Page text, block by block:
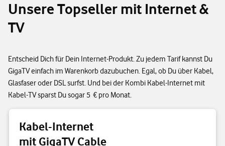
Unsere Topseller mit Internet &
TV
Entscheid Dich für Dein Internet-Produkt. Zu jedem Tarif kannst Du
GigaTV einfach im Warenkorb dazubuchen. Egal, ob Du über Kabel,
Glasfaser oder DSL surfst. Und bei der Kombi Kabel-Internet mit
Kabel-TV sparst Du sogar 5 € pro Monat.
Kabel-Internet
mit GigaTV Cable